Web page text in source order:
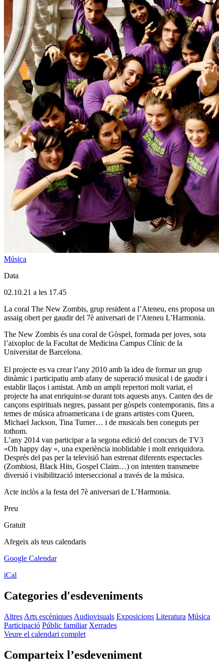
Música
Data
02.10.21 a les 17.45
La coral The New Zombis, grup resident a l’Ateneu, ens proposa un
assaig obert per gaudir del 7è aniversari de l’Ateneu L’Harmonia.
The New Zombis és una coral de Gòspel, formada per joves, sota
l’aixopluc de la Facultat de Medicina Campus Clínic de la
Universitat de Barcelona.
El projecte es va crear l’any 2010 amb la idea de formar un grup
dinàmic i participatiu amb afany de superació musical i de gaudir i
establir llaços i amistat. Amb un ampli repertori molt variat, el
projecte ha anat enriquint-se durant tots aquests anys. Canten des de
cançons espirituals negres, passant per gòspels contemporanis, fins a
temes de música afroamericana i de grans artistes com Queen,
Michael Jackson, Tina Turner… i de musicals ben coneguts per
tothom.
L’any 2014 van participar a la segona edició del concurs de TV3
«Oh happy day «, una experiència inoblidable i molt enriquidora.
Després del pas per la televisió han estrenat diferents espectacles
(Zombiosi, Black Hits, Gospel Claim…) on intenten transmetre
diversió i visibilització interseccional a través de la música.
Acte inclòs a la festa del 7è aniversari de L’Harmonia.
Preu
Gratuït
Afegeix als teus calendaris
Google Calendar
iCal
Categories d'esdeveniments
Altres Arts escèniques Audiovisuals Exposicions Literatura Música
Participació Públic familiar Xerrades
Veure el calendari complet
Comparteix l’esdeveniment